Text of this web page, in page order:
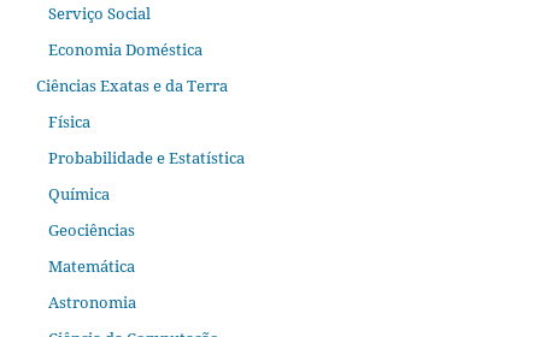
Serviço Social
Economia Doméstica
Ciências Exatas e da Terra
Física
Probabilidade e Estatística
Química
Geociências
Matemática
Astronomia